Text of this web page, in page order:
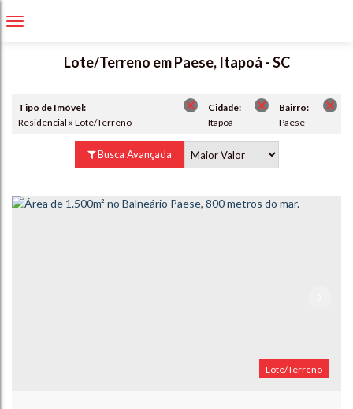
Lote/Terreno em Paese, Itapoá - SC
Tipo de Imóvel:
Residencial » Lote/Terreno
Cidade:
Itapoá
Bairro:
Paese
Busca Avançada
Lote/Terreno